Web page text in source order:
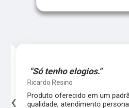
"Só tenho elogios."
Ricardo Resino
Produto oferecido em um
qualidade, atendimento
‹